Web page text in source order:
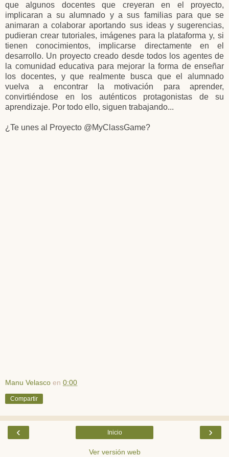
que algunos docentes que creyeran en el proyecto,
implicaran a su alumnado y a sus familias para que se
animaran a colaborar aportando sus ideas y sugerencias,
pudieran crear tutoriales, imágenes para la plataforma y, si
tienen conocimientos, implicarse directamente en el
desarrollo. Un proyecto creado desde todos los agentes de
la comunidad educativa para mejorar la forma de enseñar
los docentes, y que realmente busca que el alumnado
vuelva a encontrar la motivación para aprender,
convirtiéndose en los auténticos protagonistas de su
aprendizaje. Por todo ello, siguen trabajando...
¿Te unes al Proyecto @MyClassGame?
Manu Velasco en 0:00
Compartir
‹ ›
Inicio
Ver versión web